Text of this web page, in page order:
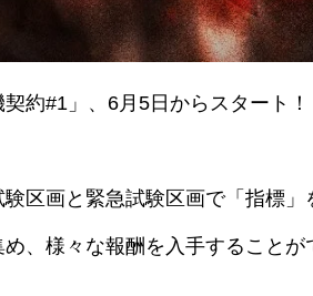
約#1」、6月5日からスタート！
区画と緊急試験区画で「指標
、様々な報酬を入手することが